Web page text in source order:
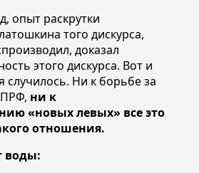
опыт раскрутки
того дискурса,
доказал
этого дискурса. Вот и
случилось. Ни к борьбе за
ни к
«новых левых» все это
отношения.
воды: